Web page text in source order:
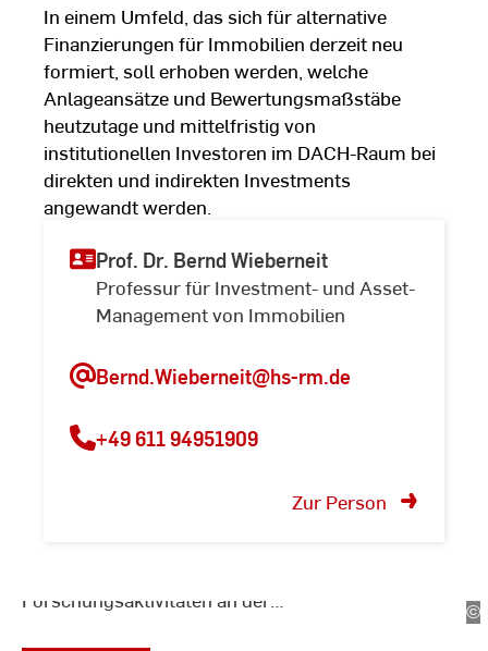
In einem Umfeld, das sich für alternative
Finanzierungen für Immobilien derzeit neu
formiert, soll erhoben werden, welche
Anlageansätze und Bewertungsmaßstäbe
heutzutage und mittelfristig von
institutionellen Investoren im DACH-Raum bei
direkten und indirekten Investments
angewandt werden.
Prof. Dr. Bernd Wieberneit
Professur für Investment- und Asset-
Management von Immobilien
Bernd.Wieberneit@hs-rm.de
+49 611 94951909
Zur Person
©
Zur Übersicht der
Forschungsaktivitäten an der